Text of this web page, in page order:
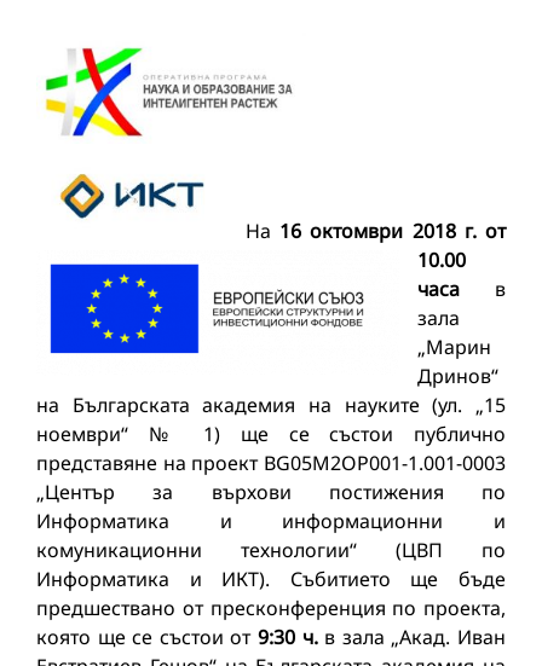
На 16 октомври 2018 г. от
10.00
часа в
зала
„Марин
Дринов“
на Българската академия на науките (ул. „15
ноември“ № 1) ще се състои публично
представяне на проект BG05M2OP001-1.001-0003
„Център за върхови постижения по
Информатика и информационни и
комуникационни технологии“ (ЦВП по
Информатика и ИКТ). Събитието ще бъде
предшествано от пресконференция по проекта,
която ще се състои от 9:30 ч.в зала „Акад. Иван